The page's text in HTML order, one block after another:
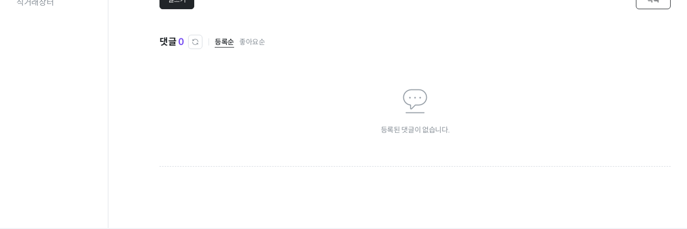
직거래장터
댓글0 등록순 좋아요순
등록된 댓글이 없습니다.